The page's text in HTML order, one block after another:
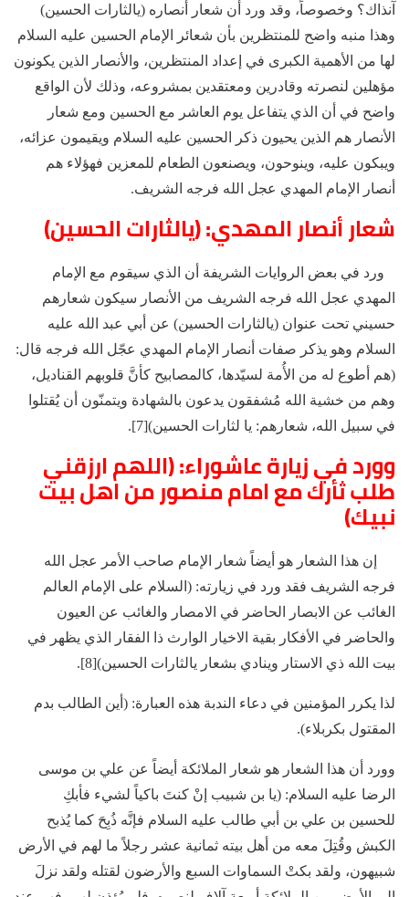
آنذاك؟ وخصوصاً، وقد ورد أن شعار أنصاره (يالثارات الحسين)
وهذا منبه واضح للمنتظرين بأن شعائر الإمام الحسين عليه السلام
لها من الأهمية الكبرى في إعداد المنتظرين، والأنصار الذين يكونون
مؤهلين لنصرته وقادرين ومعتقدين بمشروعه، وذلك لأن الواقع
واضح في أن الذي يتفاعل يوم العاشر مع الحسين ومع شعار
الأنصار هم الذين يحيون ذكر الحسين عليه السلام ويقيمون عزائه،
ويبكون عليه، وينوحون، ويصنعون الطعام للمعزين فهؤلاء هم
أنصار الإمام المهدي عجل الله فرجه الشريف.
شعار أنصار المهدي: (يالثارات الحسين)
ورد في بعض الروايات الشريفة أن الذي سيقوم مع الإمام
المهدي عجل الله فرجه الشريف من الأنصار سيكون شعارهم
حسيني تحت عنوان (يالثارات الحسين) عن أبي عبد الله عليه
السلام وهو يذكر صفات أنصار الإمام المهدي عجّل الله فرجه قال:
(هم أطوع له من الأُمة لسيّدها، كالمصابيح كأنَّ قلوبهم القناديل،
وهم من خشية الله مُشفقون يدعون بالشهادة ويتمنّون أن يُقتلوا
في سبيل الله، شعارهم: يا لثارات الحسين)[7].
وورد في زيارة عاشوراء: (اللهم ارزقني
طلب ثأرك مع امام منصور من اهل بيت
نبيك)
إن هذا الشعار هو أيضاً شعار الإمام صاحب الأمر عجل الله
فرجه الشريف فقد ورد في زيارته: (السلام على الإمام العالم
الغائب عن الابصار الحاضر في الامصار والغائب عن العيون
والحاضر في الأفكار بقية الاخيار الوارث ذا الفقار الذي يظهر في
بيت الله ذي الاستار وينادي بشعار يالثارات الحسين)[8].
لذا يكرر المؤمنين في دعاء الندبة هذه العبارة: (أين الطالب بدم
المقتول بكربلاء).
وورد أن هذا الشعار هو شعار الملائكة أيضاً عن علي بن موسى
الرضا عليه السلام: (يا بن شبيب إنْ كنتَ باكياً لشيء فأبكِ
للحسين بن علي بن أبي طالب عليه السلام فإنَّه ذُبِحَ كما يُذبح
الكبش وقُتِلَ معه من أهل بيته ثمانية عشر رجلاً ما لهم في الأرض
شبيهون، ولقد بكتْ السماوات السبع والأرضون لقتله ولقد نزلَ